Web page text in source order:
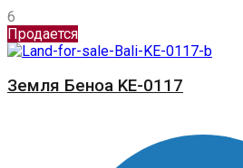
6
Продается
Земля Беноа KE-0117